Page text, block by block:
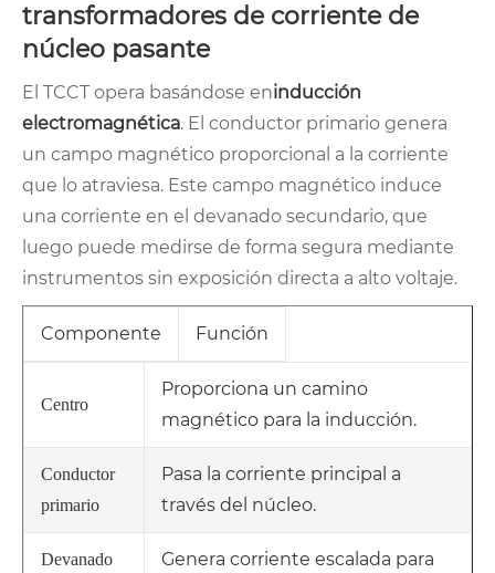
transformadores de corriente de
núcleo pasante
El TCCT opera basándose eninducción
electromagnética. El conductor primario genera
un campo magnético proporcional a la corriente
que lo atraviesa. Este campo magnético induce
una corriente en el devanado secundario, que
luego puede medirse de forma segura mediante
instrumentos sin exposición directa a alto voltaje.
Componente Función
Centro
Proporciona un camino
magnético para la inducción.
Conductor
primario
Pasa la corriente principal a
través del núcleo.
Devanado Genera corriente escalada para